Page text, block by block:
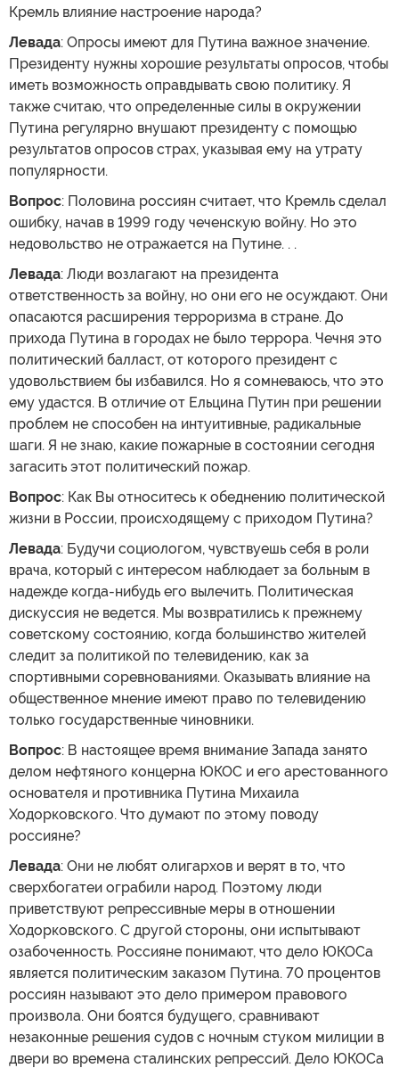
Кремль влияние настроение народа?
Левада: Опросы имеют для Путина важное значение.
Президенту нужны хорошие результаты опросов, чтобы
иметь возможность оправдывать свою политику. Я
также считаю, что определенные силы в окружении
Путина регулярно внушают президенту с помощью
результатов опросов страх, указывая ему на утрату
популярности.
Вопрос: Половина россиян считает, что Кремль сделал
ошибку, начав в 1999 году чеченскую войну. Но это
недовольство не отражается на Путине. . .
Левада: Люди возлагают на президента
ответственность за войну, но они его не осуждают. Они
опасаются расширения терроризма в стране. До
прихода Путина в городах не было террора. Чечня это
политический балласт, от которого президент с
удовольствием бы избавился. Но я сомневаюсь, что это
ему удастся. В отличие от Ельцина Путин при решении
проблем не способен на интуитивные, радикальные
шаги. Я не знаю, какие пожарные в состоянии сегодня
загасить этот политический пожар.
Вопрос: Как Вы относитесь к обеднению политической
жизни в России, происходящему с приходом Путина?
Левада: Будучи социологом, чувствуешь себя в роли
врача, который с интересом наблюдает за больным в
надежде когда-нибудь его вылечить. Политическая
дискуссия не ведется. Мы возвратились к прежнему
советскому состоянию, когда большинство жителей
следит за политикой по телевидению, как за
спортивными соревнованиями. Оказывать влияние на
общественное мнение имеют право по телевидению
только государственные чиновники.
Вопрос: В настоящее время внимание Запада занято
делом нефтяного концерна ЮКОС и его арестованного
основателя и противника Путина Михаила
Ходорковского. Что думают по этому поводу
россияне?
Левада: Они не любят олигархов и верят в то, что
сверхбогатеи ограбили народ. Поэтому люди
приветствуют репрессивные меры в отношении
Ходорковского. С другой стороны, они испытывают
озабоченность. Россияне понимают, что дело ЮКОСа
является политическим заказом Путина. 70 процентов
россиян называют это дело примером правового
произвола. Они боятся будущего, сравнивают
незаконные решения судов с ночным стуком милиции в
двери во времена сталинских репрессий. Дело ЮКОСа